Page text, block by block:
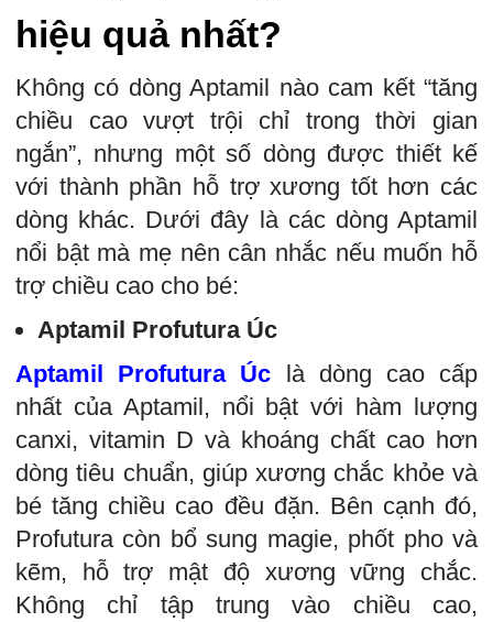
hiệu quả nhất?
Không có dòng Aptamil nào cam kết “tăng
chiều cao vượt trội chỉ trong thời gian
ngắn”, nhưng một số dòng được thiết kế
với thành phần hỗ trợ xương tốt hơn các
dòng khác. Dưới đây là các dòng Aptamil
nổi bật mà mẹ nên cân nhắc nếu muốn hỗ
trợ chiều cao cho bé:
Aptamil Profutura Úc
Aptamil Profutura Úc là dòng cao cấp
nhất của Aptamil, nổi bật với hàm lượng
canxi, vitamin D và khoáng chất cao hơn
dòng tiêu chuẩn, giúp xương chắc khỏe và
bé tăng chiều cao đều đặn. Bên cạnh đó,
Profutura còn bổ sung magie, phốt pho và
kẽm, hỗ trợ mật độ xương vững chắc.
Không chỉ tập trung vào chiều cao,